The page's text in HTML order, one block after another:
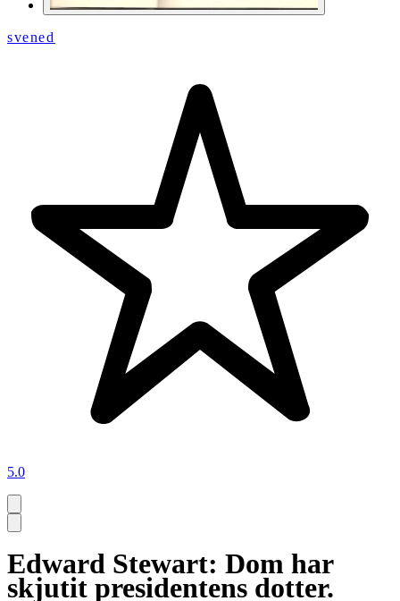
svened
5.0
Edward Stewart: Dom har
skjutit presidentens dotter.